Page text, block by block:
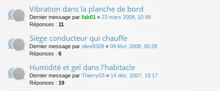
Vibration dans la planche de bord
Dernier message par fab01 « 23 mars 2008, 10:48
Réponses : 11
Siège conducteur qui chauffe
Dernier message par olive8308 « 09 févr. 2008, 00:28
Réponses : 6
Humidité et gel dans l'habitacle
Dernier message par Thierry03 « 14 déc. 2007, 19:17
Réponses : 19